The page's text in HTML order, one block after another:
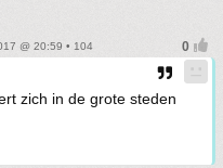
@ 20:59 • 104
zich in de grote steden